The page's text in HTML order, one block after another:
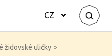
CZ
židovské uličky >